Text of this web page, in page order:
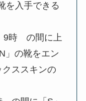
を入手できる
時 の間に上
」の靴をエン
ススキンの